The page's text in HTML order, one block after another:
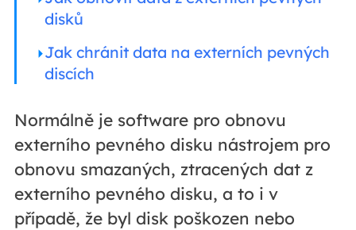
disků
Jak chránit data na externích pevných
discích
Normálně je software pro obnovu
externího pevného disku nástrojem pro
obnovu smazaných, ztracených dat z
externího pevného disku, a to i v
případě, že byl disk poškozen nebo